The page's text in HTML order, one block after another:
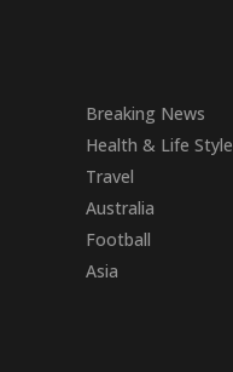
Breaking News
Health & Life Style
Travel
Australia
Football
Asia